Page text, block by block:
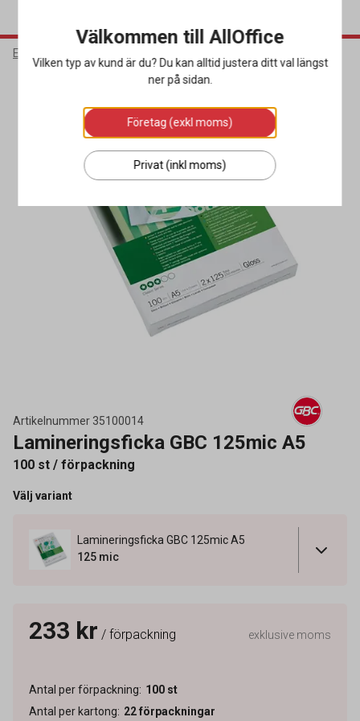
Elektronik
Artikelnummer 35100014
Lamineringsficka GBC 125mic A5
100 st / förpackning
Välj variant
Lamineringsficka GBC 125mic A5
125 mic
233 kr / förpackning exklusive moms
Antal per förpackning: 100 st
Antal per kartong: 22förpackningar
Välkommen till AllOffice
Vilken typ av kund är du? Du kan alltid justera ditt val längst
ner på sidan.
Företag (exkl moms)
Privat (inkl moms)